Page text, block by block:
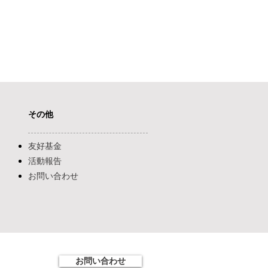
その他
​友好基金
活動報告
お問い合わせ
お問い合わせ